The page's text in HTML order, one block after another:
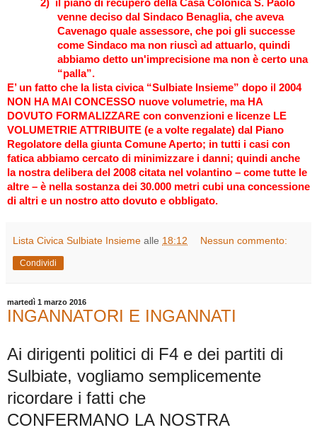
2) il piano di recupero della Casa Colonica S. Paolo
venne deciso dal Sindaco Benaglia, che aveva
Cavenago quale assessore, che poi gli successe
come Sindaco ma non riuscì ad attuarlo, quindi
abbiamo detto un'imprecisione ma non è certo una
“palla”.
E’ un fatto che la lista civica “Sulbiate Insieme” dopo il 2004
NON HA MAI CONCESSO nuove volumetrie, ma HA
DOVUTO FORMALIZZARE con convenzioni e licenze LE
VOLUMETRIE ATTRIBUITE (e a volte regalate) dal Piano
Regolatore della giunta Comune Aperto; in tutti i casi con
fatica abbiamo cercato di minimizzare i danni; quindi anche
la nostra delibera del 2008 citata nel volantino – come tutte le
altre – è nella sostanza dei 30.000 metri cubi una concessione
di altri e un nostro atto dovuto e obbligato.
Lista Civica Sulbiate Insieme alle 18:12 Nessun commento:
Condividi
martedì 1 marzo 2016
INGANNATORI E INGANNATI
Ai dirigenti politici di F4 e dei partiti di
Sulbiate, vogliamo semplicemente
ricordare i fatti che
CONFERMANO LA NOSTRA